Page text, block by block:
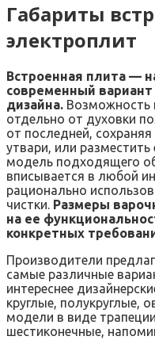
Габариты
электроплит
Встроенная плита —
современный
дизайна. Возможность
отдельно от духовки
от последней,
утвари, или
модель подходящего
вписывается в любой
рационально
чистки. Размеры
на ее
конкретных
Производители
самые различные
интереснее
круглые,
модели в виде
шестиконечные,